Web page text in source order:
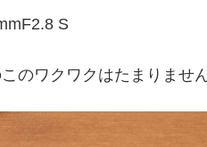
S
のワクワクはたまりませ